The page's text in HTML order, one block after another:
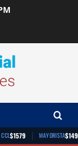
CCL$1579 | MAYORISTA